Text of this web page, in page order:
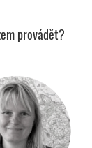
provádět?